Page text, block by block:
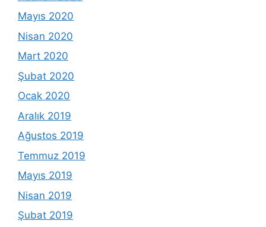
Mayıs 2020
Nisan 2020
Mart 2020
Şubat 2020
Ocak 2020
Aralık 2019
Ağustos 2019
Temmuz 2019
Mayıs 2019
Nisan 2019
Şubat 2019